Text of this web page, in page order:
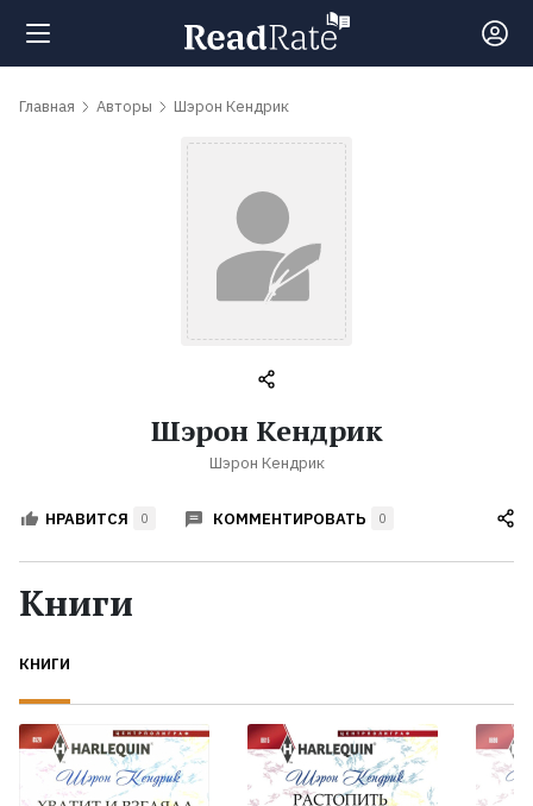
Поиск
обсуждаемые
Авторы
Жанры
Экранизации
Коллекции
Главная Авторы Шэрон Кендрик
Шэрон Кендрик
Шэрон Кендрик
НРАВИТСЯ 0 КОММЕНТИРОВАТЬ 0
Книги
КНИГИ